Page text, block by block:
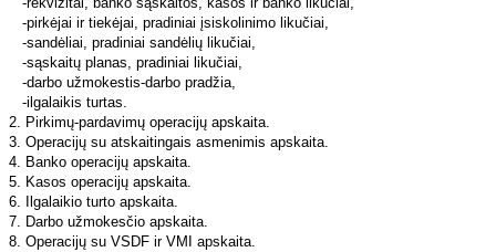
-pirkėjai ir tiekėjai, pradiniai įsiskolinimo likučiai,
-sandėliai, pradiniai sandėlių likučiai,
-sąskaitų planas, pradiniai likučiai,
-darbo užmokestis-darbo pradžia,
-ilgalaikis turtas.
2. Pirkimų-pardavimų operacijų apskaita.
3. Operacijų su atskaitingais asmenimis apskaita.
4. Banko operacijų apskaita.
5. Kasos operacijų apskaita.
6. Ilgalaikio turto apskaita.
7. Darbo užmokesčio apskaita.
8. Operacijų su VSDF ir VMI apskaita.